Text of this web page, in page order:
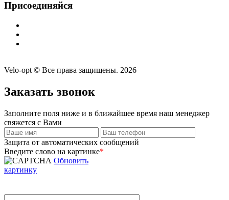
Присоединяйся
Velo-opt © Все права защищены. 2026
Заказать звонок
Заполните поля ниже и в ближайшее время наш менеджер
свяжется с Вами
Защита от автоматических сообщений
Введите слово на картинке*
Обновить
картинку